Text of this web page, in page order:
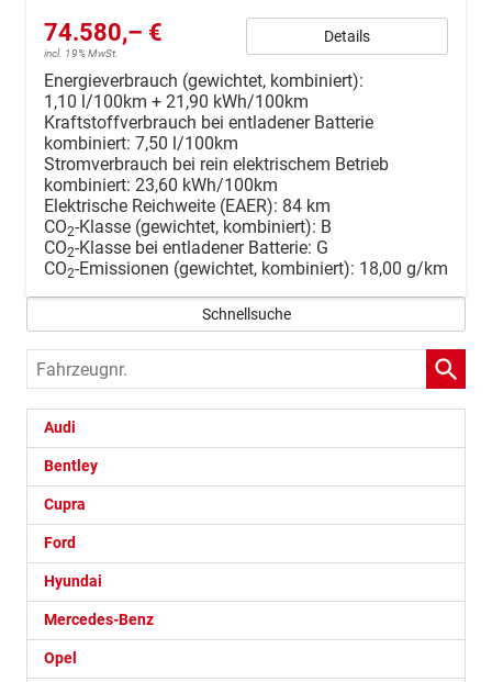
74.580,– €
incl. 19% MwSt.
Details
Energieverbrauch (gewichtet, kombiniert):
1,10 l/100km + 21,90 kWh/100km
Kraftstoffverbrauch bei entladener Batterie
kombiniert: 7,50 l/100km
Stromverbrauch bei rein elektrischem Betrieb
kombiniert: 23,60 kWh/100km
Elektrische Reichweite (EAER): 84 km
CO2-Klasse (gewichtet, kombiniert): B
CO2-Klasse bei entladener Batterie: G
CO2-Emissionen (gewichtet, kombiniert): 18,00 g/km
Schnellsuche
Fahrzeugnr.
Audi
Bentley
Cupra
Ford
Hyundai
Mercedes-Benz
Opel